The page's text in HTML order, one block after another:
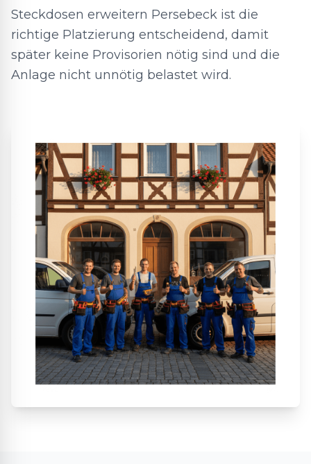
Steckdosen erweitern Persebeck ist die
richtige Platzierung entscheidend, damit
später keine Provisorien nötig sind und die
Anlage nicht unnötig belastet wird.